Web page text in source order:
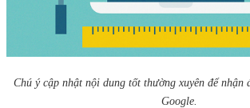
Chú ý cập nhật nội dung tốt thường xuyên để nhận
Google.